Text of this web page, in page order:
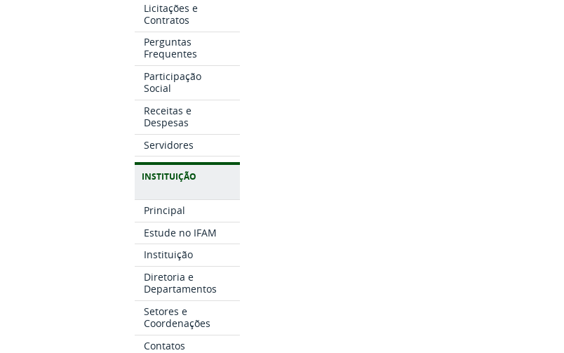
Licitações e
Contratos
Perguntas
Frequentes
Participação
Social
Receitas e
Despesas
Servidores
INSTITUIÇÃO
Principal
Estude no IFAM
Instituição
Diretoria e
Departamentos
Setores e
Coordenações
Contatos